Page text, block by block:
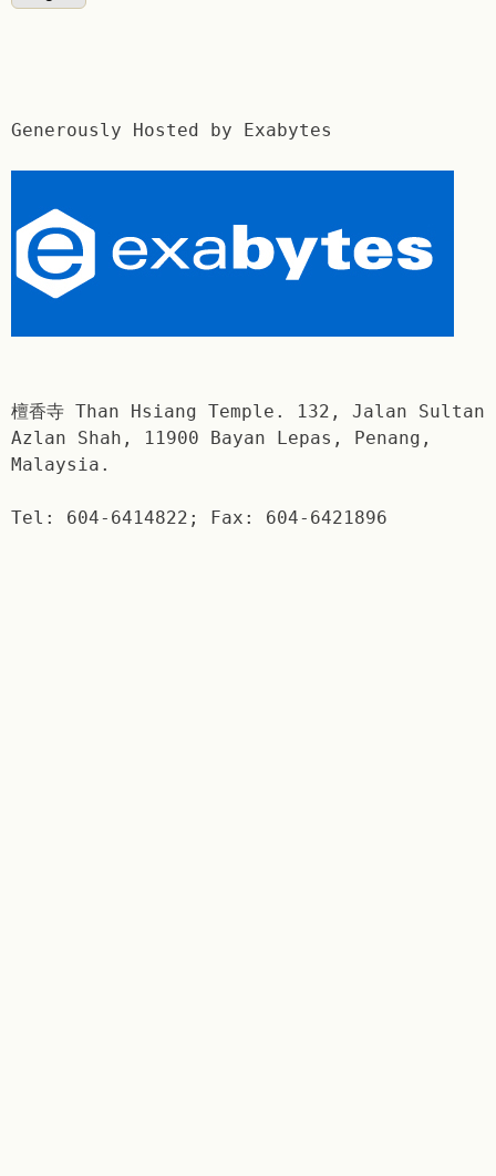
Generously Hosted by Exabytes
檀香寺 Than Hsiang Temple. 132, Jalan Sultan
Azlan Shah, 11900 Bayan Lepas, Penang,
Malaysia.
Tel: 604-6414822; Fax: 604-6421896